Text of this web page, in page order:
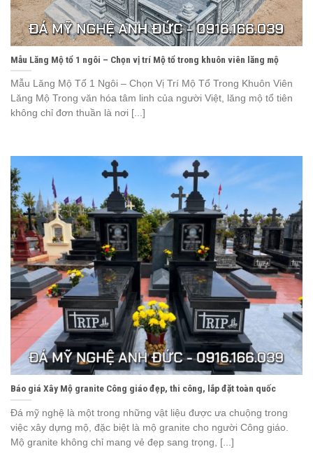
Mẫu Lăng Mộ tổ 1 ngôi – Chọn vị trí Mộ tổ trong khuôn viên lăng mộ
Mẫu Lăng Mộ Tổ 1 Ngôi – Chọn Vị Trí Mộ Tổ Trong Khuôn Viên
Lăng Mộ Trong văn hóa tâm linh của người Việt, lăng mộ tổ tiên
không chỉ đơn thuần là nơi [...]
Báo giá Xây Mộ granite Công giáo đẹp, thi công, lắp đặt toàn quốc
Đá mỹ nghệ là một trong những vật liệu được ưa chuộng trong
việc xây dựng mộ, đặc biệt là mộ granite cho người Công giáo.
Mộ granite không chỉ mang vẻ đẹp sang trọng, [...]